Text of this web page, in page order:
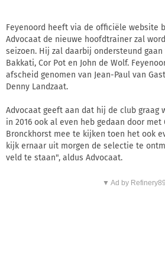
Feyenoord heeft via de officiële website
Advocaat de nieuwe hoofdtrainer zal
seizoen. Hij zal daarbij ondersteund gaan
Bakkati, Cor Pot en John de Wolf.
afscheid genomen van Jean-Paul van
Denny Landzaat.
Advocaat geeft aan dat hij de club graag
in 2016 ook al even heb gedaan door met
Bronckhorst mee te kijken toen het ook
kijk ernaar uit morgen de selectie te
veld te staan", aldus Advocaat.
▼ Ad by Refinery89